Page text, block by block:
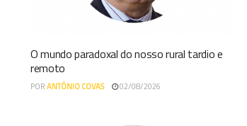
O mundo paradoxal do nosso rural tardio e
remoto
PORANTÓNIO COVAS 02/08/2026